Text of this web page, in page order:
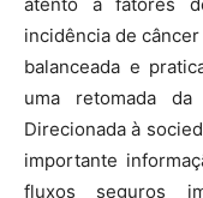
incidência de
balanceada e
uma retomada
Direcionada à
importante
fluxos seguros